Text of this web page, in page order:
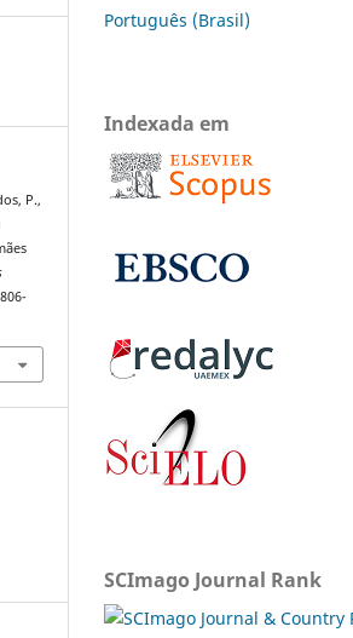
P.,
Português (Brasil)
Indexada em
SCImago Journal Rank